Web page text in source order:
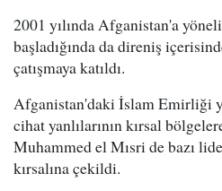
2001 yılında Afganistan'a
başladığında da direniş
çatışmaya katıldı.
Afganistan'daki İslam Emirliği
cihat yanlılarının kırsal
Muhammed el Mısri de bazı
kırsalına çekildi.